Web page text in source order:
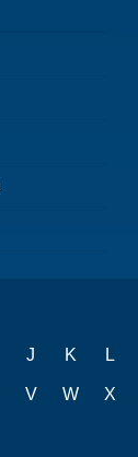
J K L
V W X